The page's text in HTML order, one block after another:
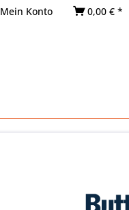
Mein Konto 0,00 € *